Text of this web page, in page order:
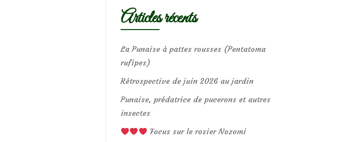
Articles récents
La Punaise à pattes rousses (Pentatoma
rufipes)
Rétrospective de juin 2026 au jardin
Punaise, prédatrice de pucerons et autres
insectes
Focus sur le rosier Nozomi